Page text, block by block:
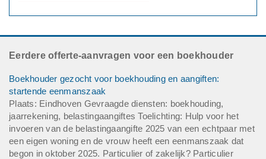
Eerdere offerte-aanvragen voor een boekhouder
Boekhouder gezocht voor boekhouding en aangiften:
startende eenmanszaak
Plaats: Eindhoven Gevraagde diensten: boekhouding,
jaarrekening, belastingaangiftes Toelichting: Hulp voor het
invoeren van de belastingaangifte 2025 van een echtpaar met
een eigen woning en de vrouw heeft een eenmanszaak dat
begon in oktober 2025. Particulier of zakelijk? Particulier